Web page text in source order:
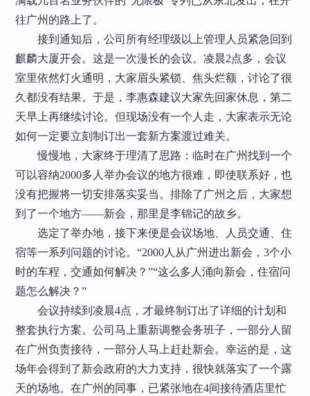
往广州的路上了。
接到通知后，公司所有经理级以上管理人员紧急回到
麒麟大厦开会。这是一次漫长的会议。凌晨2点多，会议
室里依然灯火通明，大家眉头紧锁、焦头烂额，讨论了很
久都没有结果。于是，李惠森建议大家先回家休息，第二
天早上再继续讨论。但现场没有一个人走，大家表示无论
如何一定要立刻制订出一套新方案渡过难关。
慢慢地，大家终于理清了思路：临时在广州找到一个
可以容纳2000多人举办会议的地方很难，即使联系好，也
没有把握将一切安排落实妥当。排除了广州之后，大家想
到了一个地方——新会，那里是李锦记的故乡。
选定了举办地，接下来便是会议场地、人员交通、住
宿等一系列问题的讨论。“2000人从广州进出新会，3个小
时的车程，交通如何解决？”“这么多人涌向新会，住宿问
题怎么解决？”
会议持续到凌晨4点，才最终制订出了详细的计划和
整套执行方案。公司马上重新调整会务班子，一部分人留
在广州负责接待，一部分人马上赶赴新会。幸运的是，这
场年会得到了新会政府的大力支持，很快就落实了一个露
天的场地。在广州的同事，已紧张地在4间接待酒店里忙